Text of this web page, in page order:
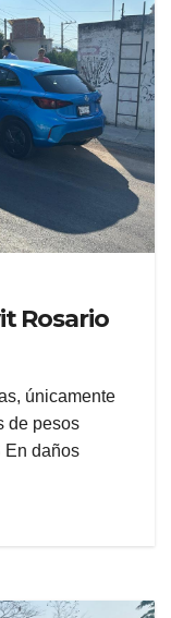
Rosario
únicamente
de pesos
En daños